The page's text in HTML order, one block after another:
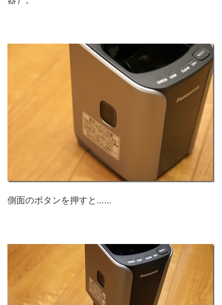
側面のボタンを押すと……